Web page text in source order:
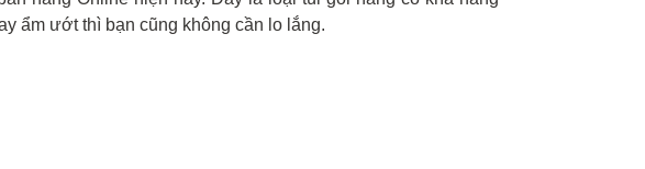
ẩm ướt thì bạn cũng không cần lo lắng.